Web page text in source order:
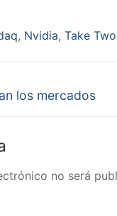
, Nvidia, Take Two
los mercados
no será